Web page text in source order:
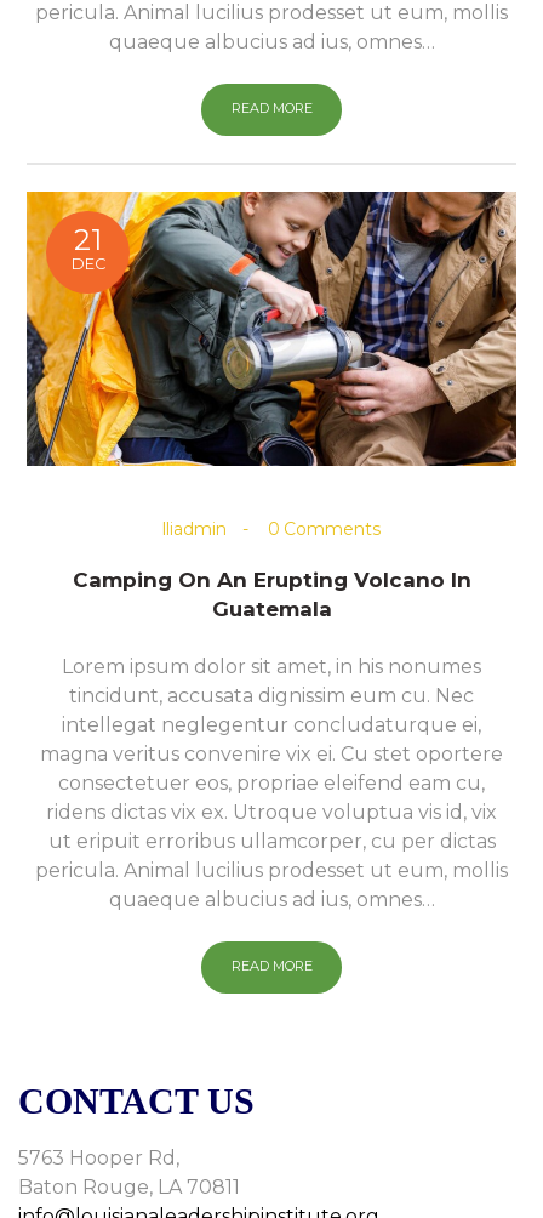
pericula. Animal lucilius prodesset ut eum, mollis
quaeque albucius ad ius, omnes…
READ MORE
21
DEC
lliadmin 0 Comments
Camping On An Erupting Volcano In
Guatemala
Lorem ipsum dolor sit amet, in his nonumes
tincidunt, accusata dignissim eum cu. Nec
intellegat neglegentur concludaturque ei,
magna veritus convenire vix ei. Cu stet oportere
consectetuer eos, propriae eleifend eam cu,
ridens dictas vix ex. Utroque voluptua vis id, vix
ut eripuit erroribus ullamcorper, cu per dictas
pericula. Animal lucilius prodesset ut eum, mollis
quaeque albucius ad ius, omnes…
READ MORE
CONTACT US
5763 Hooper Rd,
Baton Rouge, LA 70811